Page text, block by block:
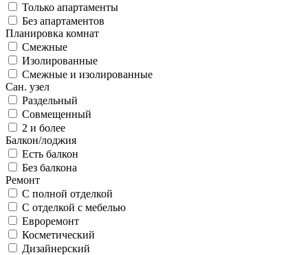
Только апартаменты
Без апартаментов
Планировка комнат
Смежные
Изолированные
Смежные и изолированные
Сан. узел
Раздельный
Совмещенный
2 и более
Балкон/лоджия
Есть балкон
Без балкона
Ремонт
С полной отделкой
С отделкой с мебелью
Евроремонт
Косметический
Дизайнерский